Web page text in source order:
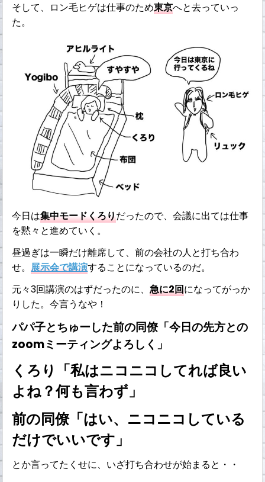
そして、ロン毛ヒゲは仕事のため東京へと去っていっ
た。
今日は集中モードくろりだったので、会議に出ては仕事
を黙々と進めていく。
昼過ぎは一瞬だけ離席して、前の会社の人と打ち合わ
せ。展示会で講演することになっているのだ。
元々3回講演のはずだったのに、急に2回になってがっか
りした。今言うなや！
パパ子とちゅーした前の同僚「今日の先方との
zoomミーティングよろしく」
くろり「私はニコニコしてれば良い
よね？何も言わず」
前の同僚「はい、ニコニコしている
だけでいいです」
とか言ってたくせに、いざ打ち合わせが始まると・・